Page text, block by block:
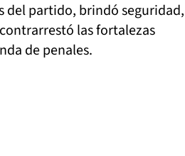
del partido, brindó seguridad,
las fortalezas
de penales.